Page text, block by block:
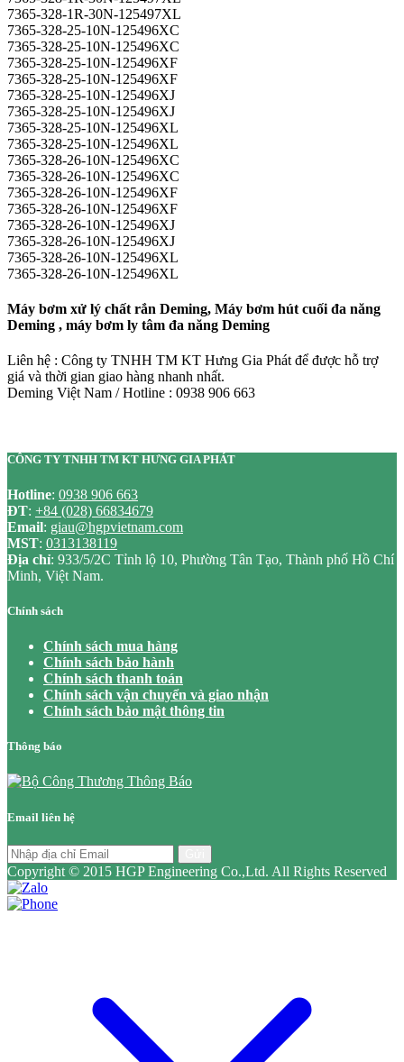
7365-328-1R-30N-125497XL
7365-328-25-10N-125496XC
7365-328-25-10N-125496XC
7365-328-25-10N-125496XF
7365-328-25-10N-125496XF
7365-328-25-10N-125496XJ
7365-328-25-10N-125496XJ
7365-328-25-10N-125496XL
7365-328-25-10N-125496XL
7365-328-26-10N-125496XC
7365-328-26-10N-125496XC
7365-328-26-10N-125496XF
7365-328-26-10N-125496XF
7365-328-26-10N-125496XJ
7365-328-26-10N-125496XJ
7365-328-26-10N-125496XL
7365-328-26-10N-125496XL
Máy bơm xử lý chất rắn Deming, Máy bơm hút cuối đa năng
Deming , máy bơm ly tâm đa năng Deming
Liên hệ : Công ty TNHH TM KT Hưng Gia Phát để được hỗ trợ
giá và thời gian giao hàng nhanh nhất.
Deming Việt Nam / Hotline : 0938 906 663
CÔNG TY TNHH TM KT HƯNG GIA PHÁT
Hotline: 0938 906 663
ĐT: +84 (028) 66834679
Email: giau@hgpvietnam.com
MST: 0313138119
Địa chỉ: 933/5/2C Tỉnh lộ 10, Phường Tân Tạo, Thành phố Hồ Chí
Minh, Việt Nam.
Chính sách
Chính sách mua hàng
Chính sách bảo hành
Chính sách thanh toán
Chính sách vận chuyển và giao nhận
Chính sách bảo mật thông tin
Thông báo
Email liên hệ
Copyright © 2015 HGP Engineering Co.,Ltd. All Rights Reserved